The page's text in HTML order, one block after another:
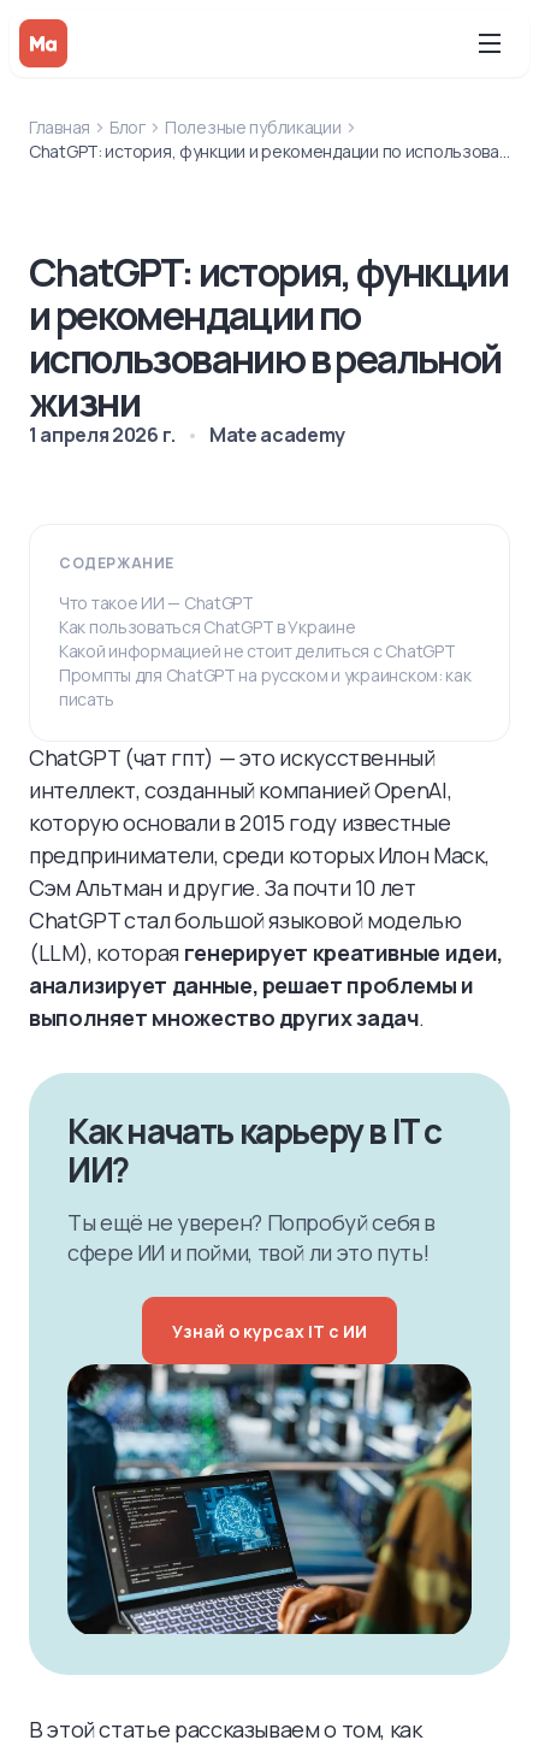
Главная Блог
Полезные публикации
ChatGPT: история, функции и рекомендации по использованию в реальной жизни
ChatGPT: история, функции
и рекомендации по
использованию в реальной
жизни
1 апреля 2026 г. Mate academy
СОДЕРЖАНИЕ
Что такое ИИ — ChatGPT
Как пользоваться ChatGPT в Украине
Какой информацией не стоит делиться с ChatGPT
Промпты для ChatGPT на русском и украинском: как
писать
ChatGPT (чат гпт) — это искусственный
интеллект, созданный компанией OpenAI,
которую основали в 2015 году известные
предприниматели, среди которых Илон Маск,
Сэм Альтман и другие. За почти 10 лет
ChatGPT стал большой языковой моделью
(LLM), котораягенерирует креативные идеи,
анализирует данные, решает проблемы и
выполняет множество других задач.
Как начать карьеру в IT с
ИИ?
Ты ещё не уверен? Попробуй себя в
сфере ИИ и пойми, твой ли это путь!
Узнай о курсах IT с ИИ
В этой статье рассказываем о том, как